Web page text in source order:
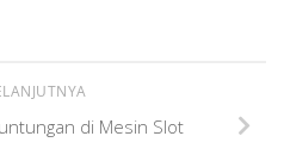
di Mesin Slot